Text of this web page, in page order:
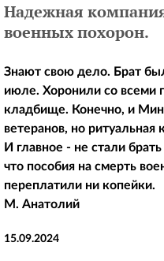
Надежная
военных похорон.
Знают свою дело. Брат
июле. Хоронили со всеми
кладбище. Конечно, и
ветеранов, но
И главное - не стали
что пособия на смерть
переплатили ни копейки.
М. Анатолий
15.09.2024